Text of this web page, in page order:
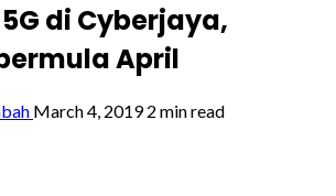
di Cyberjaya,
April
March 4, 20192 min read